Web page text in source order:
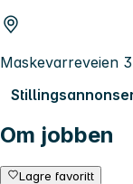
Maskevarreveien
Om jobben
Lagre favoritt